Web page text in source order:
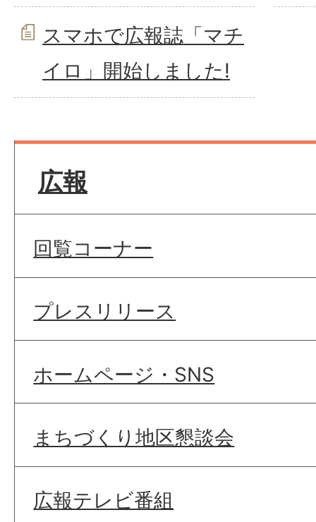
スマホで広報誌「マチ
イロ」開始しました!
広報
回覧コーナー
プレスリリース
ホームページ・SNS
まちづくり地区懇談会
広報テレビ番組